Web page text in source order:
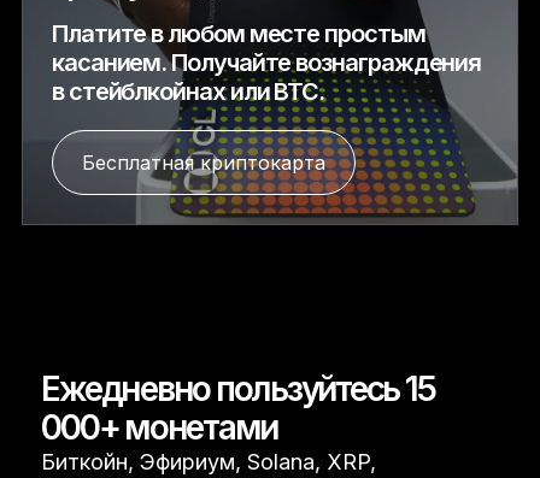
Платите в любом месте простым
касанием. Получайте вознаграждения
в стейблкойнах или BTC.
Бесплатная криптокарта
Ежедневно пользуйтесь 15
000+ монетами
Биткойн, Эфириум, Solana, XRP,